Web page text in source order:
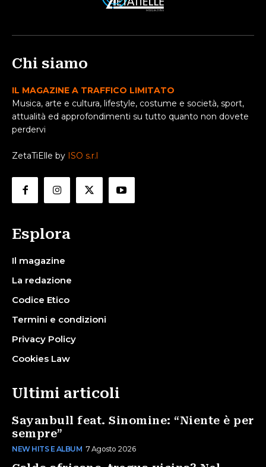
Chi siamo
IL MAGAZINE A TRAFFICO LIMITATO
Musica, arte e cultura, lifestyle, costume e società, sport,
attualità ed approfondimenti su tutto quanto non dovete
perdervi
ZetaTiElle by ISO s.r.l
Esplora
Il magazine
La redazione
Codice Etico
Termini e condizioni
Privacy Policy
Cookies Law
Ultimi articoli
Sayanbull feat. Sinomine: “Niente è per
sempre”
NEW HITS E ALBUM 7 Agosto 2026